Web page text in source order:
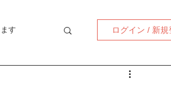
す ログイン / 新規